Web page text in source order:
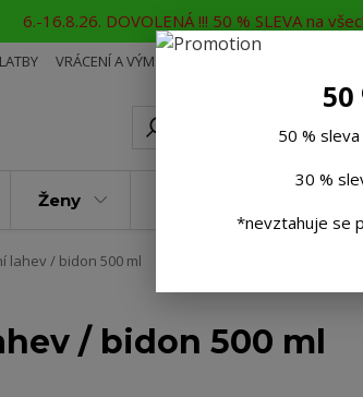
6.-16.8.26. DOVOLENÁ !!! 50 % SLEVA na
VRÁCENÍ A VÝMĚNA
Ženy
lahev / bidon 500 ml
/ bidon 500 ml
50
50 %
30 %
*nevztahuje se